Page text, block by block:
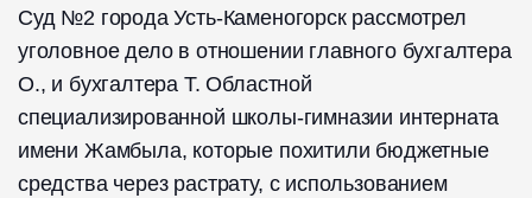
Суд №2 города Усть-Каменогорск рассмотрел
уголовное дело в отношении главного бухгалтера
О., и бухгалтера Т. Областной
специализированной школы-гимназии интерната
имени Жамбыла, которые похитили бюджетные
средства через растрату, с использованием